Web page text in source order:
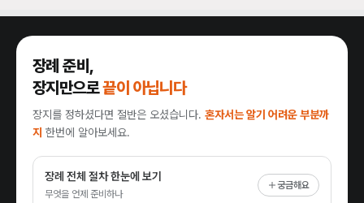
장례 준비,
장지만으로끝이 아닙니다
장지를 정하셨다면 절반은 오셨습니다. 혼자서는 알기 어려운 부분까
지 한번에 알아보세요.
장례 전체 절차 한눈에 보기
무엇을 언제 준비하나
궁금해요